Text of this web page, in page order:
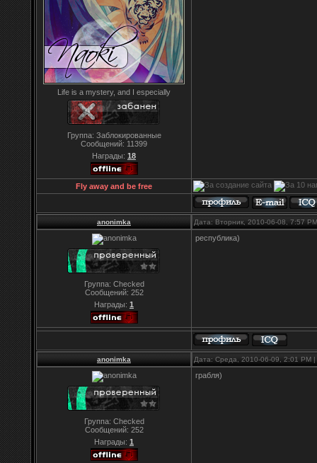
Life is a mystery, and I especially
Группа: Заблокированные
Сообщений: 11399
Награды: 18
Fly away and be free
anonimka Дата: Вторник, 2010-06-08, 7:57
Группа: Checked
Сообщений: 252
Награды: 1
республика)
anonimka Дата: Среда, 2010-06-09, 2:01
Группа: Checked
Сообщений: 252
Награды: 1
грабля)